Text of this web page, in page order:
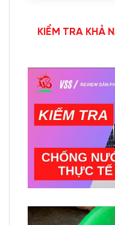
KIỂM TRA KHẢ